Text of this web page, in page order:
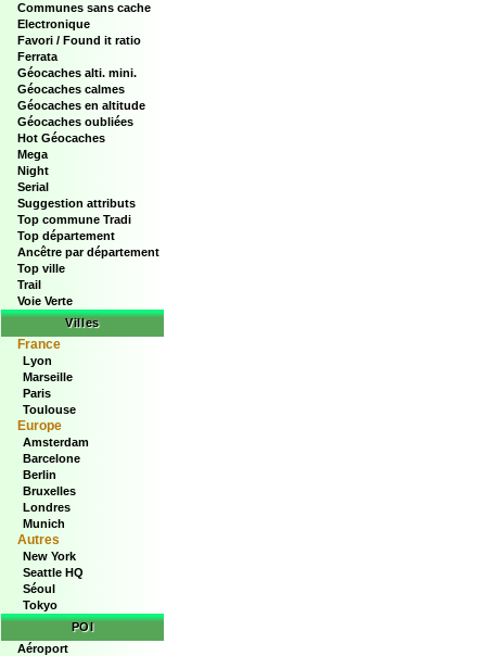
Communes sans cache
Electronique
Favori / Found it ratio
Ferrata
Géocaches alti. mini.
Géocaches calmes
Géocaches en altitude
Géocaches oubliées
Hot Géocaches
Mega
Night
Serial
Suggestion attributs
Top commune Tradi
Top département
Ancêtre par département
Top ville
Trail
Voie Verte
Villes
France
Lyon
Marseille
Paris
Toulouse
Europe
Amsterdam
Barcelone
Berlin
Bruxelles
Londres
Munich
Autres
New York
Seattle HQ
Séoul
Tokyo
POI
Aéroport